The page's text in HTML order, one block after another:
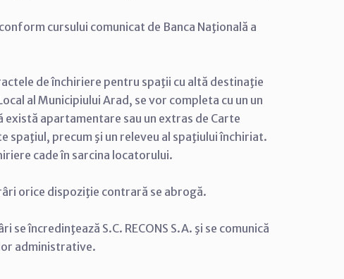
cursului comunicat de Banca Naţională a
de închiriere pentru spaţii cu altă destinaţie
al Municipiului Arad, se vor completa cu un un
apartamentare sau un extras de Carte
spaţiul, precum şi un releveu al spaţiului închiriat.
cade în sarcina locatorului.
Art. 3. Pe data intrării în vigoare a prezentei hotărâri orice dispozi‏ţie contrară se abrogă.
încredinţează S.C. RECONS S.A. şi se comunică
administrative.